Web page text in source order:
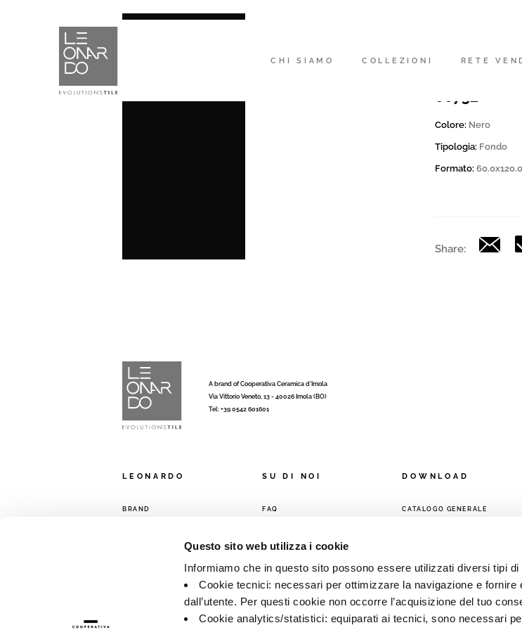
Questo sito web utilizza i cookie
Informiamo che in questo sito possono essere utilizzati diversi tipi di
Cookie tecnici: necessari per ottimizzare la navigazione e
dall’utente. Per questi cookie non occorre l’acquisizione del tuo
Cookie analytics/statistici: equiparati ai tecnici, sono necessari
CHI SIAMO COLLEZIONI RETE
00732
Colore: Nero
Tipologia: Fondo
Formato: 60.0x120.0
Share:
A brand of Cooperativa Ceramica d’Imola
Via Vittorio Veneto, 13 - 40026 Imola (BO)
Tel: +39 0542 601601
LEONARDO
BRAND
SU DI NOI
FAQ
RETE VENDITA
DOWNLOAD
CATALOGO GENERALE